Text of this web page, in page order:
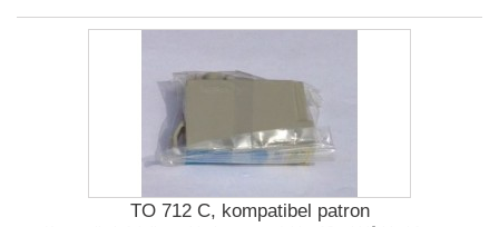
TO 712 C, kompatibel patron